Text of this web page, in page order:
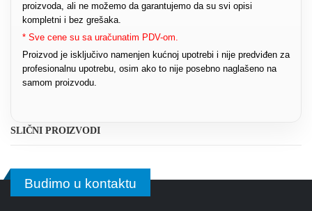
proizvoda, ali ne možemo da garantujemo da su svi opisi
kompletni i bez grešaka.
* Sve cene su sa uračunatim PDV-om.
Proizvod je isključivo namenjen kućnoj upotrebi i nije predviđen za
profesionalnu upotrebu, osim ako to nije posebno naglašeno na
samom proizvodu.
SLIČNI PROIZVODI
Budimo u kontaktu